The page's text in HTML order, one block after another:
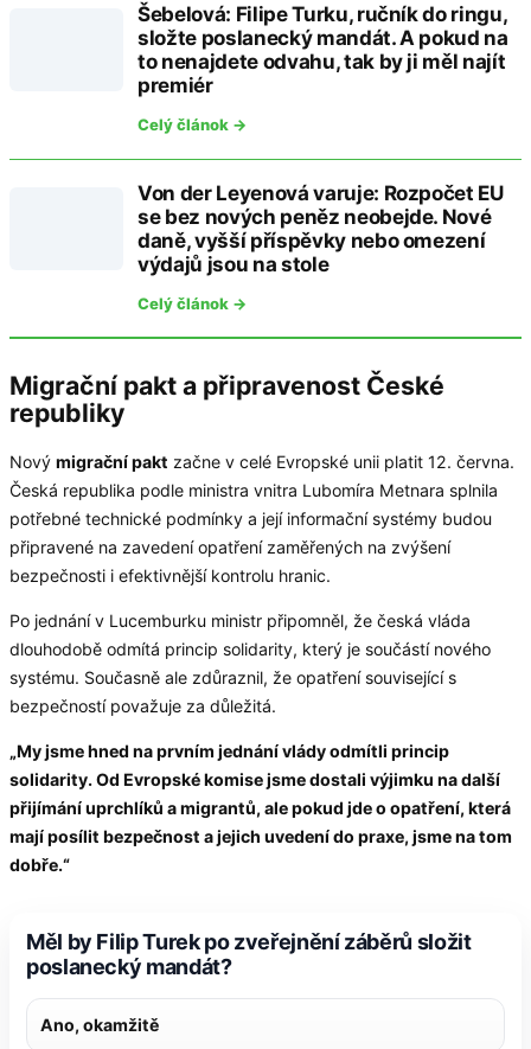
Šebelová: Filipe Turku, ručník do ringu,
složte poslanecký mandát. A pokud na
to nenajdete odvahu, tak by ji měl najít
premiér
Celý článok →
Von der Leyenová varuje: Rozpočet EU
se bez nových peněz neobejde. Nové
daně, vyšší příspěvky nebo omezení
výdajů jsou na stole
Celý článok →
Migrační pakt a připravenost České
republiky
Nový migrační pakt začne v celé Evropské unii platit 12. června.
Česká republika podle ministra vnitra Lubomíra Metnara splnila
potřebné technické podmínky a její informační systémy budou
připravené na zavedení opatření zaměřených na zvýšení
bezpečnosti i efektivnější kontrolu hranic.
Po jednání v Lucemburku ministr připomněl, že česká vláda
dlouhodobě odmítá princip solidarity, který je součástí nového
systému. Současně ale zdůraznil, že opatření související s
bezpečností považuje za důležitá.
„My jsme hned na prvním jednání vlády odmítli princip
solidarity. Od Evropské komise jsme dostali výjimku na další
přijímání uprchlíků a migrantů, ale pokud jde o opatření, která
mají posílit bezpečnost a jejich uvedení do praxe, jsme na tom
dobře.“
Měl by Filip Turek po zveřejnění záběrů složit
poslanecký mandát?
Ano, okamžitě